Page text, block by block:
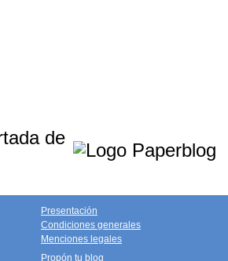
de
Presentación
Condiciones generales
Menciones legales
Propón tu blog